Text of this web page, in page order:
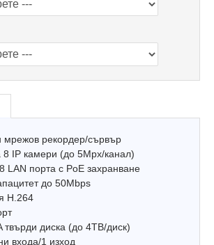
мрежов рекордер/сървър
IP камери (до 5Mpx/канал)
LAN портa с PoE захранване
до 50Mbps
H.264
твърди диска (до 4ТВ/диск)
входа/1 изход